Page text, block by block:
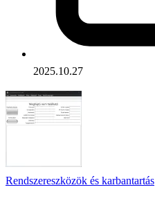
2025.10.27
Rendszereszközök és karbantartás